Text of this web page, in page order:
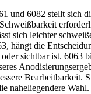
und 6082 stellt sich
sich leichter
hängt die
sichtbar ist. 6063
Bearbeitbarkeit.
naheliegendere Wahl.